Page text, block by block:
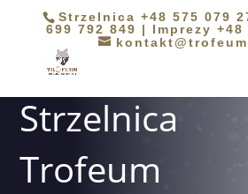
Strzelnica +48 575 079
699 792 849 | Imprezy +48
Strzelnica
Trofeum